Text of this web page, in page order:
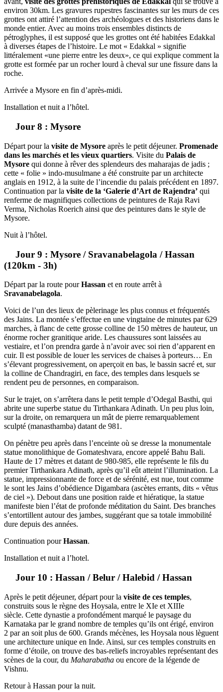
environ 30km. Les gravures rupestres fascinantes sur les murs de ces
grottes ont attiré l’attention des archéologues et des historiens dans le
monde entier. Avec au moins trois ensembles distincts de
pétroglyphes, il est supposé que les grottes ont été habitées Edakkal
à diverses étapes de l’histoire. Le mot « Edakkal » signifie
littéralement «une pierre entre les deux», ce qui explique comment la
grotte est formée par un rocher lourd à cheval sur une fissure dans la
roche.
Arrivée a Mysore en fin d’après-midi.
Installation et nuit a l’hôtel.
Jour 8 : Mysore
Départ pour la visite de Mysore après le petit déjeuner. Promenade
dans les marchés et les vieux quartiers. Visite du Palais de
Mysore qui donne à rêver des splendeurs des maharajas de jadis ;
cette « folie » indo-musulmane a été construite par un architecte
anglais en 1912, à la suite de l’incendie du palais précédent en 1897.
Continuation par la visite de la ‘Galerie d’Art de Rajendra’ qui
renferme de magnifiques collections de peintures de Raja Ravi
Verma, Nicholas Roerich ainsi que des peintures dans le style de
Mysore.
Nuit à l’hôtel.
Jour 9 : Mysore / Sravanabelagola / Hassan
(120km - 3h)
Départ par la route pourHassan et en route arrêt à
Sravanabelagola.
Voici de l’un des lieux de pèlerinage les plus connus et fréquentés
des Jains. La montée s’effectue en une vingtaine de minutes par 629
marches, à flanc de cette grosse colline de 150 mètres de hauteur, un
énorme rocher granitique aride. Les chaussures sont laissées au
vestiaire, et l’on prendra garde à n’avoir avec soi rien d’apparent en
cuir. Il est possible de louer les services de chaises à porteurs… En
s’élevant progressivement, on aperçoit en bas, le bassin sacré et, sur
la colline de Chandragiri, en face, des temples dans lesquels se
rendent peu de personnes, en comparaison.
Sur le trajet, on s’arrêtera dans le petit temple d’Odegal Basthi, qui
abrite une superbe statue du Tirthankara Adinath. Un peu plus loin,
sur la droite, on remarquera un mât de pierre remarquablement
sculpté (manasthamba) datant de 981.
On pénètre peu après dans l’enceinte où se dresse la monumentale
statue monolithique de Gomateshvara, encore appelé Bahu Bali.
Haute de 17 mètres et datant de 980-985, elle représente le fils du
premier Tirthankara Adinath, après qu’il eût atteint l’illumination. La
statue, impressionnante de force et de sérénité, est nue, tout comme
le sont les Jains d’obédience Digambara (ascètes errants, dits « vêtus
de ciel »). Debout dans une position raide et hiératique, la statue
manifeste bien l’état de profonde méditation du Saint. Des branches
s’entortillent autour des jambes, suggérant que sa totale immobilité
dure depuis des années.
Continuation pourHassan.
Installation et nuit a l’hotel.
Jour 10 : Hassan / Belur / Halebid / Hassan
Après le petit déjeuner, départ pour la visite de ces temples,
construits sous le règne des Hoysala, entre le XIe et XIIIe
siècle. Cette dynastie a profondément marqué le paysage du
Karnataka par le grand nombre de temples qu’ils ont érigé, environ
2 par an soit plus de 600. Grands mécènes, les Hoysala nous lèguent
une architecture unique en Inde. Ainsi, sur ces temples construits en
forme d’étoile, on trouve des bas-reliefs incroyables représentant des
scènes de la cour, du Maharabatha ou encore de la légende de
Vishnu.
Retour à Hassan pour la nuit.